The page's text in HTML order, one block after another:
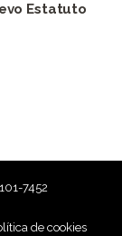
Estatuto
7452
de cookies